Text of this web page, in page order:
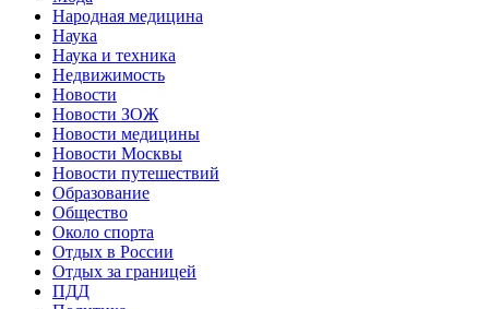
Народная медицина
Наука
Наука и техника
Недвижимость
Новости
Новости ЗОЖ
Новости медицины
Новости Москвы
Новости путешествий
Образование
Общество
Около спорта
Отдых в России
Отдых за границей
ПДД